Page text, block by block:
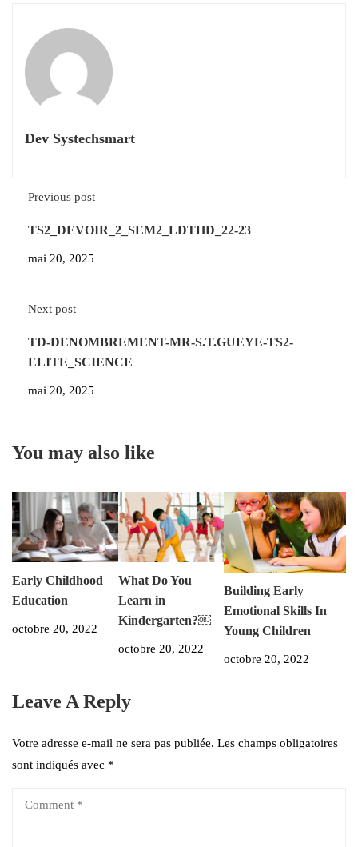
Dev Systechsmart
Previous post
TS2_DEVOIR_2_SEM2_LDTHD_22-23
mai 20, 2025
Next post
TD-DENOMBREMENT-MR-S.T.GUEYE-TS2-
ELITE_SCIENCE
mai 20, 2025
You may also like
Early Childhood
Education
octobre 20, 2022
What Do You
Learn in
Kindergarten?￼
octobre 20, 2022
Building Early
Emotional Skills In
Young Children
octobre 20, 2022
Leave A Reply
Votre adresse e-mail ne sera pas publiée. Les champs obligatoires
sont indiqués avec *